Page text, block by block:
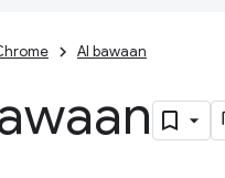
AI bawaan